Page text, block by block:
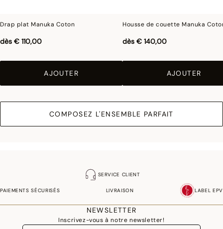
Drap plat Manuka Coton
dès € 110,00
AJOUTER
Housse de couette Manuka
dès € 140,00
AJOUTER
COMPOSEZ L'ENSEMBLE PARFAIT
SERVICE CLIENT
PAIEMENTS SÉCURISÉS LIVRAISON LABEL EPV
NEWSLETTER
Inscrivez-vous à notre newsletter!